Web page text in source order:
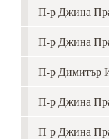
П-р Джина
П-р Джина
П-р Димитър
П-р Джина
П-р Джина